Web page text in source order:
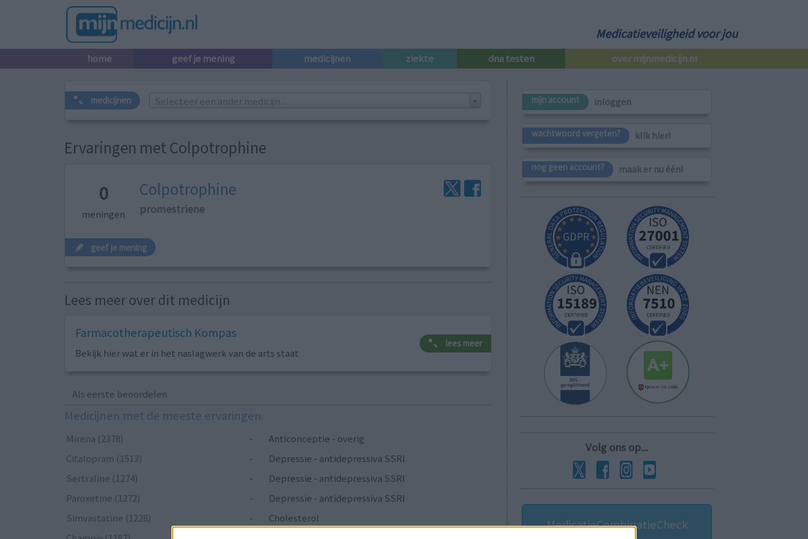
Medicatieveiligheid voor jou
home geef je mening medicijnen ziekte dna testen over mijnmedicijn.nl
medicijnen Selecteer een ander medicijn...
Ervaringen met Colpotrophine
0
meningen
Colpotrophine
promestriene
geef je mening
Lees meer over dit medicijn
Farmacotherapeutisch Kompas
Bekijk hier wat er in het naslagwerk van de arts staat
lees meer
Als eerste beoordelen
Medicijnen met de meeste ervaringen
Mirena (2378) -
Anticonceptie - overig
Citalopram (1513)
-
Depressie - antidepressiva SSRI
Sertraline (1274)
-
Depressie - antidepressiva SSRI
Paroxetine (1272)
-
Depressie - antidepressiva SSRI
Simvastatine (1228)
-
Cholesterol
mijn account inloggen
wachtwoord vergeten? klik hier!
nog geen account? maak er nu één!
Volg ons op...
MedicatieCombinatieCheck